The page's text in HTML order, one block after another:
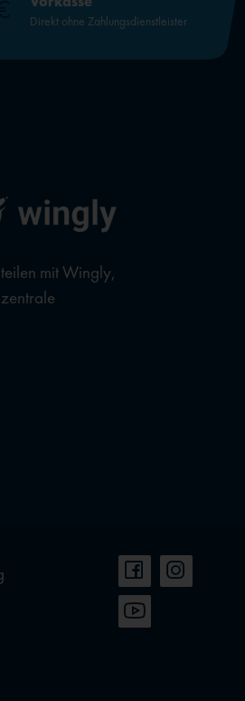
Direkt ohne Zahlungsdienstleister
mit Wingly,